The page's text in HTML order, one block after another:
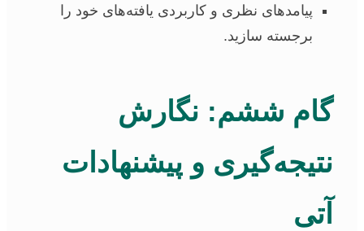
پیامدهای نظری و کاربردی یافته‌های خود را
برجسته سازید.
گام ششم: نگارش
نتیجه‌گیری و پیشنهادات
آتی